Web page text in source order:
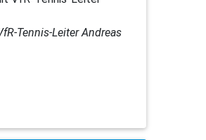
Tennis-Leiter Andreas